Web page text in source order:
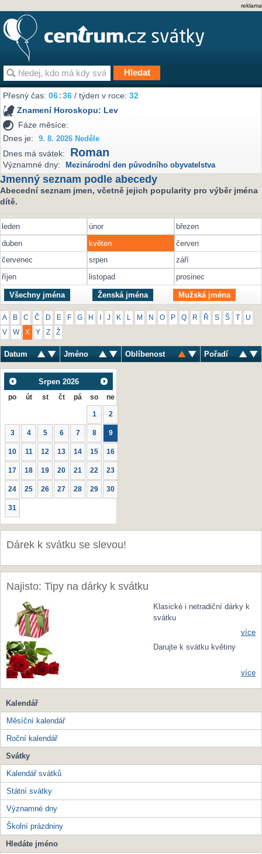
reklama
Přesný čas:06:36 / týden v roce:32
Znamení Horoskopu: Lev
Fáze měsíce:
Dnes je:
9. 8. 2026 Neděle
Dnes má svátek: Roman
Významné dny: Mezinárodní den původního obyvatelstva
Jmenný seznam podle abecedy
Abecední seznam jmen, včetně jejich popularity pro výběr jména
dítě.
leden únor
březen
duben
květen
červen
červenec
srpen
září
říjen
listopad prosinec
Všechny jména Ženská jména Mužská jména
A B C Č D E F G H J K M N O P Q R Ř S Š U
V W X Y Z Ž
Datum Jméno Oblíbenost Pořadí
Srpen 2026
po út st čt pá so ne
1 2
3 4 5 6 7 8 9
10 11 12 13 14 15 16
17 18 19 20 21 22 23
24 25 26 27 28 29 30
31
Dárek k svátku se slevou!
Najisto: Tipy na dárky k svátku
Klasické i netradiční dárky k
svátku
více
Darujte k svátku květiny
více
Kalendář
Měsíční kalendář
Roční kalendář
Svátky
Kalendář svátků
Státní svátky
Významné dny
Školní prázdniny
Hledáte jméno